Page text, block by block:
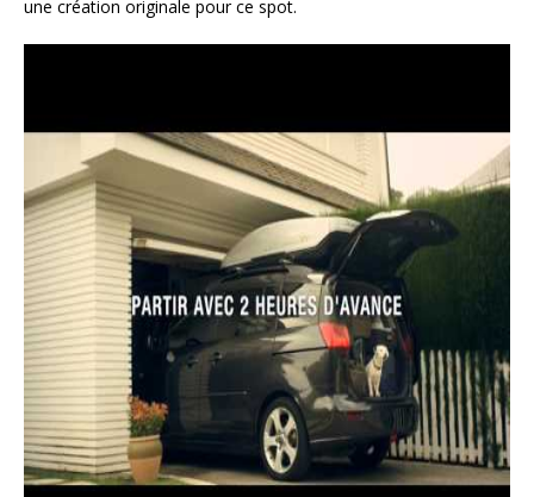
une création originale pour ce spot.